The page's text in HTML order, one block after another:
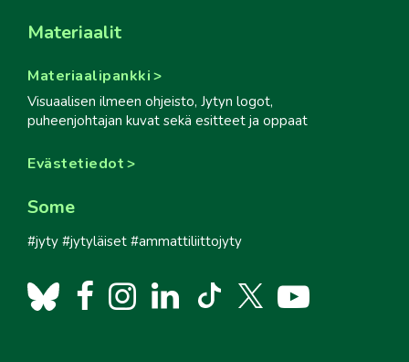
Materiaalit
Materiaalipankki
Visuaalisen ilmeen ohjeisto, Jytyn logot,
puheenjohtajan kuvat sekä esitteet ja oppaat
Evästetiedot
Some
#jyty #jytyläiset #ammattiliittojyty